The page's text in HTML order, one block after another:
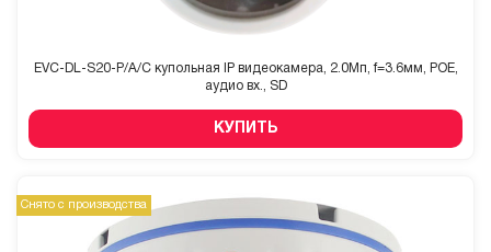
EVC-DL-S20-P/A/C купольная IP видеокамера, 2.0Мп, f=3.6мм, POE,
аудио вх., SD
КУПИТЬ
Снято с производства